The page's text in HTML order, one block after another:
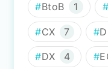
BtoB 1
CX 7
DX 4